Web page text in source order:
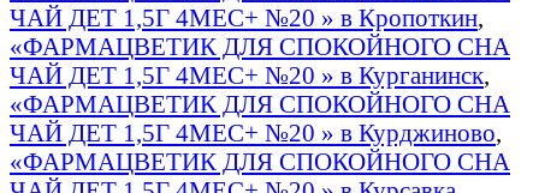
ЧАЙ ДЕТ 1,5Г 4МЕС+ №20 » в Кропоткин,
«ФАРМАЦВЕТИК ДЛЯ СПОКОЙНОГО СНА
ЧАЙ ДЕТ 1,5Г 4МЕС+ №20 » в Курганинск,
«ФАРМАЦВЕТИК ДЛЯ СПОКОЙНОГО СНА
ЧАЙ ДЕТ 1,5Г 4МЕС+ №20 » в Курджиново,
«ФАРМАЦВЕТИК ДЛЯ СПОКОЙНОГО СНА